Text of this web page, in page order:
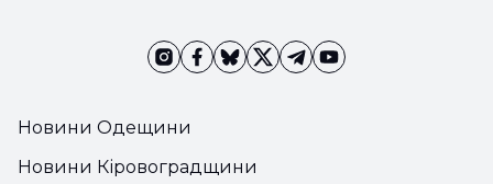
Новини Одещини
Новини Кіровоградщини